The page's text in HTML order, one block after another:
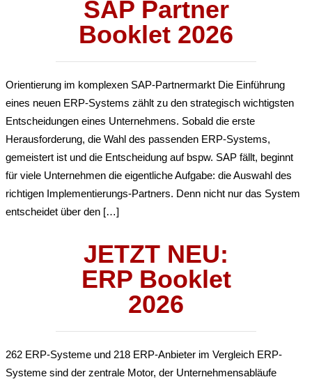
SAP Partner
Booklet 2026
Orientierung im komplexen SAP‑Partnermarkt Die Einführung
eines neuen ERP‑Systems zählt zu den strategisch wichtigsten
Entscheidungen eines Unternehmens. Sobald die erste
Herausforderung, die Wahl des passenden ERP-Systems,
gemeistert ist und die Entscheidung auf bspw. SAP fällt, beginnt
für viele Unternehmen die eigentliche Aufgabe: die Auswahl des
richtigen Implementierungs-Partners. Denn nicht nur das System
entscheidet über den […]
JETZT NEU:
ERP Booklet
2026
262 ERP-Systeme und 218 ERP-Anbieter im Vergleich ERP-
Systeme sind der zentrale Motor, der Unternehmensabläufe